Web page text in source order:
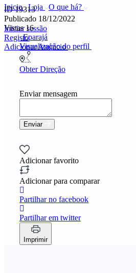
Inicio Loja O que há?
Iniciar sessão
Registo
Adicionar Anúncio
ID 19313
Publicado 18/12/2022
Vistas 16
Eparajá
Visualização do perfil
Obter Direção
Enviar mensagem
Enviar
Adicionar favorito
Adicionar para comparar
Partilhar no facebook
Partilhar em twitter
Imprimir